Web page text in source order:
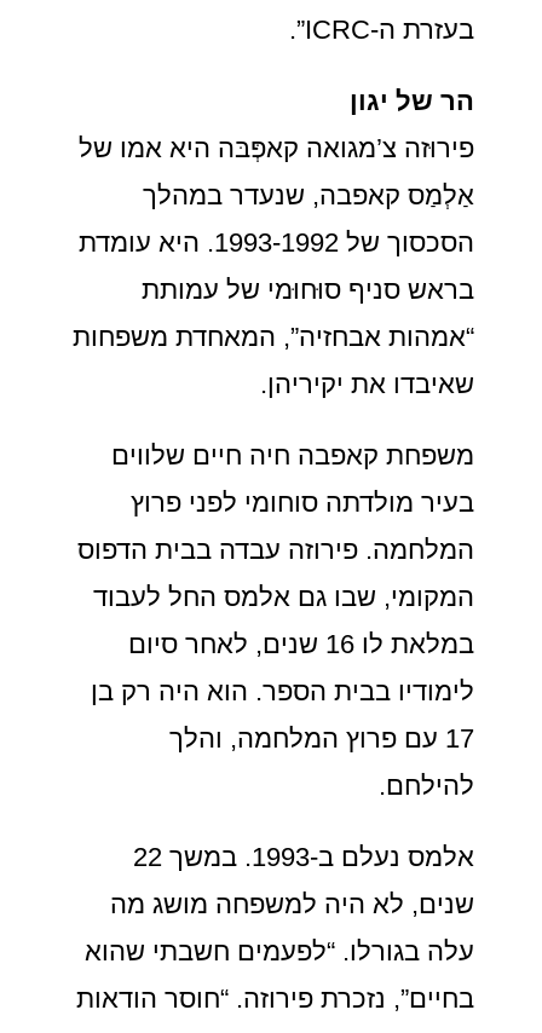
בעזרת ה-ICRC”.
הר של יגון
פירוּזה צ’מגואה קאפְּבּה היא אמו של
אַלְמַס קאפבה, שנעדר במהלך
הסכסוך של 1993-1992. היא עומדת
בראש סניף סוּחוּמי של עמותת
“אמהות אבחזיה”, המאחדת משפחות
שאיבדו את יקיריהן.
משפחת קאפבה חיה חיים שלווים
בעיר מולדתה סוחומי לפני פרוץ
המלחמה. פירוזה עבדה בבית הדפוס
המקומי, שבו גם אלמס החל לעבוד
במלאת לו 16 שנים, לאחר סיום
לימודיו בבית הספר. הוא היה רק בן
17 עם פרוץ המלחמה, והלך
להילחם.
אלמס נעלם ב-1993. במשך 22
שנים, לא היה למשפחה מושג מה
עלה בגורלו. “לפעמים חשבתי שהוא
בחיים”, נזכרת פירוזה. “חוסר הודאות